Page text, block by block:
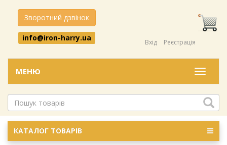
Зворотний дзвінок
info@iron-harry.ua
Вхід Реєстрація
Меню
МЕНЮ
КАТАЛОГ ТОВАРІВ